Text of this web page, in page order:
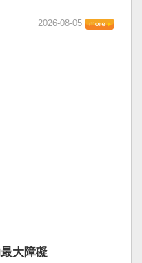
2026-08-05
大障礙